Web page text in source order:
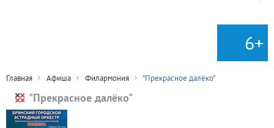
6+
Главная Афиша Филармония "Прекрасное далёко"
"Прекрасное далёко"